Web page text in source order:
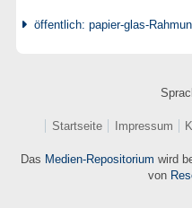
öffentlich: papier-glas-
Startseite Impressum
Das Medien-Repositorium wird
von